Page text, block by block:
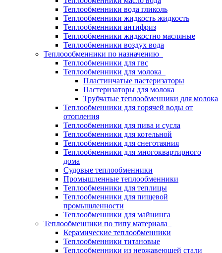
Теплообменники вода гликоль
Теплообменники жидкость жидкость
Теплообменники антифриз
Теплообменники жидкостно масляные
Теплообменники воздух вода
Теплоообменники по назначению
Теплообменники для гвс
Теплообменники для молока
Пластинчатые пастеризаторы
Пастеризаторы для молока
Трубчатые теплообменники для молока
Теплообменники для горячей воды от
отопления
Теплообменники для пива и сусла
Теплообменники для котельной
Теплообменники для снеготаяния
Теплообменники для многоквартирного
дома
Судовые теплообменники
Промышленные теплообменники
Теплообменники для теплицы
Теплообменники для пищевой
промышленности
Теплообменники для майнинга
Теплообменники по типу материала
Керамические теплообменники
Теплообменники титановые
Теплообменники из нержавеющей стали